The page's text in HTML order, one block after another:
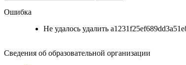
Ошибка
Не удалось удалить
Сведения об образовательной организации